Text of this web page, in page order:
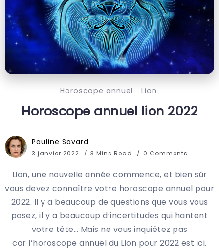
Horoscope annuel Lion
Horoscope annuel lion 2022
Pauline Savard
3 janvier 2022 3 Mins Read 0 Comments
Lion, une nouvelle année commence, et bien sûr
vous devez connaître votre horoscope annuel pour
2022. Il y a beaucoup de questions que vous vous
posez, il y a beaucoup d’incertitudes qui hantent
votre tête… Mais ne vous inquiétez pas
car l’horoscope annuel du Lion pour 2022 est ici.